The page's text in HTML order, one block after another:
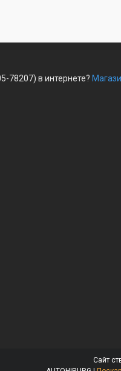
78207) в интернете?
Сайт